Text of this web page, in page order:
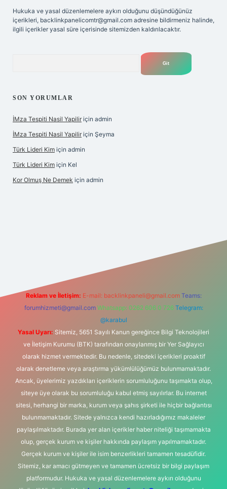
Hukuka ve yasal düzenlemelere aykırı olduğunu düşündüğünüz
içerikleri, backlinkpanelicomtr@gmail.com adresine bildirmeniz halinde,
ilgili içerikler yasal süre içerisinde sitemizden kaldırılacaktır.
SON YORUMLAR
İMza Tespiti Nasil Yapilir için admin
İMza Tespiti Nasil Yapilir için Şeyma
Türk Lideri Kim için admin
Türk Lideri Kim için Kel
Kor Olmuş Ne Demek için admin
Reklam ve İletişim: E-mail: backlinkpaneli@gmail.com Teams:
forumhizmeti@gmail.com Whatsapp: 0262 606 0 726 Telegram:
@karabul
Yasal Uyarı: Sitemiz, 5651 Sayılı Kanun gereğince Bilgi Teknolojileri
ve İletişim Kurumu (BTK) tarafından onaylanmış bir Yer Sağlayıcı
olarak hizmet vermektedir. Bu nedenle, sitedeki içerikleri proaktif
olarak denetleme veya araştırma yükümlülüğümüz bulunmamaktadır.
Ancak, üyelerimiz yazdıkları içeriklerin sorumluluğunu taşımakta olup,
siteye üye olarak bu sorumluluğu kabul etmiş sayılırlar. Bu internet
sitesi, herhangi bir marka, kurum veya şahıs şirketi ile hiçbir bağlantısı
bulunmamaktadır. Sitede yalnızca kendi hazırladığımız makaleler
paylaşılmaktadır. Burada yer alan içerikler haber niteliği taşımamakta
olup, gerçek kurum ve kişiler hakkında paylaşım yapılmamaktadır.
Gerçek kurum ve kişiler ile isim benzerlikleri tamamen tesadüfidir.
Sitemiz, kar amacı gütmeyen ve tamamen ücretsiz bir bilgi paylaşım
platformudur. Hukuka ve yasal düzenlemelere aykırı olduğunu